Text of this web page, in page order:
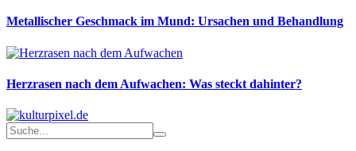
Metallischer Geschmack im Mund: Ursachen und Behandlung
Herzrasen nach dem Aufwachen: Was steckt dahinter?